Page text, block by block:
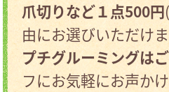
爪切りなど１点500円
由にお選びいただけ
プチグルーミングは
フにお気軽にお声か